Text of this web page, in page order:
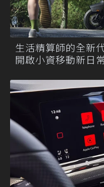
生活精算師的全新
開啟小資移動新日